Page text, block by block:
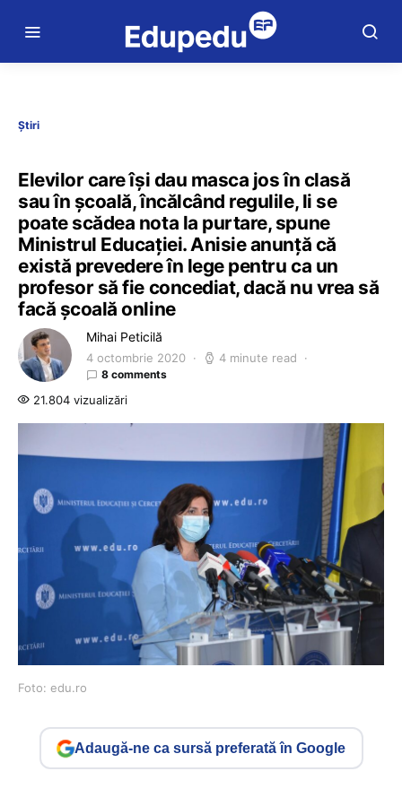
Știri
Elevilor care își dau masca jos în clasă
sau în școală, încălcând regulile, li se
poate scădea nota la purtare, spune
Ministrul Educației. Anisie anunță că
există prevedere în lege pentru ca un
profesor să fie concediat, dacă nu vrea să
facă școală online
Mihai Peticilă
4 octombrie 2020 4 minute read
8 comments
21.804 vizualizări
Foto: edu.ro
Adaugă-ne ca sursă preferată în Google